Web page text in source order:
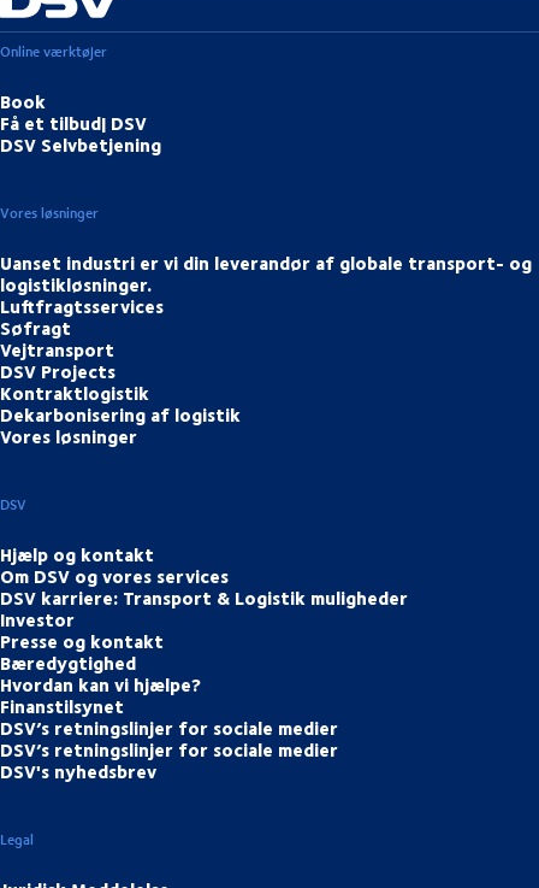
Online værktøjer
Book
Få et tilbud| DSV
DSV Selvbetjening
Vores løsninger
Uanset industri er vi din leverandør af globale transport- og
logistikløsninger.
Luftfragtsservices
Søfragt
Vejtransport
DSV Projects
Kontraktlogistik
Dekarbonisering af logistik
Vores løsninger
DSV
Hjælp og kontakt
Om DSV og vores services
DSV karriere: Transport & Logistik muligheder
Investor
Presse og kontakt
Bæredygtighed
Hvordan kan vi hjælpe?
Finanstilsynet
DSV’s retningslinjer for sociale medier
DSV’s retningslinjer for sociale medier
DSV's nyhedsbrev
Legal